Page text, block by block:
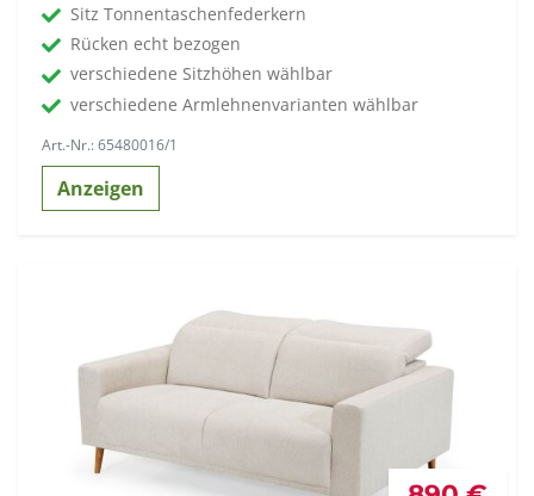
Sitz Tonnentaschenfederkern
Rücken echt bezogen
verschiedene Sitzhöhen wählbar
verschiedene Armlehnenvarianten wählbar
Art.-Nr.: 65480016/1
Anzeigen